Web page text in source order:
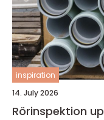
inspiration
14. July 2026
Rörinspektion uppsala så får du